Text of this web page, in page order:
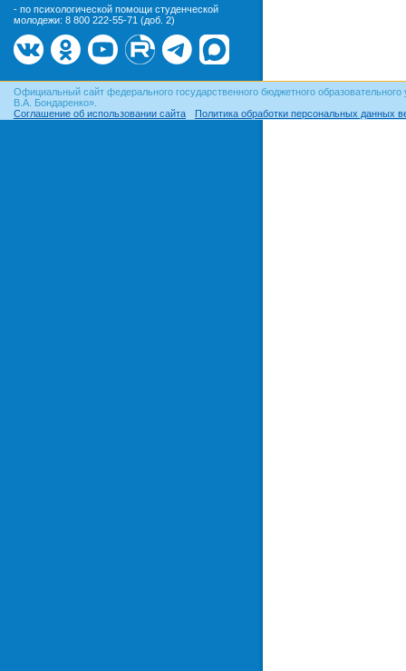
- по психологической помощи студенческой
молодежи: 8 800 222-55-71 (доб. 2)
Официальный сайт федерального государственного бюджетного
В.А. Бондаренко».
Соглашение об использовании сайта
Политика обработки персональных данных